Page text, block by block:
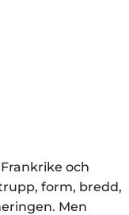
och
form, bredd,
Men